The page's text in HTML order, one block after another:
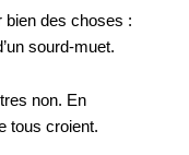
bien des choses :
sourd-muet.
non. En
tous croient.